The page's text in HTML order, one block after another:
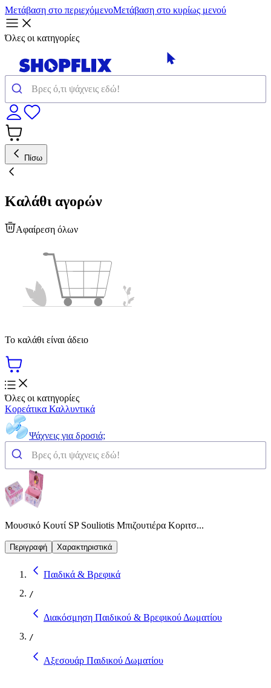
Μετάβαση στο περιεχόμενοΜετάβαση στο κυρίως μενού
Όλες οι κατηγορίες
Πίσω
Καλάθι αγορών
Αφαίρεση όλων
Το καλάθι είναι άδειο
Όλες οι κατηγορίες
Κορεάτικα Καλλυντικά
Ψάχνεις για δροσιά;
Μουσικό Κουτί SP Souliotis Μπιζουτιέρα Κοριτσ...
Περιγραφή Χαρακτηριστικά
Παιδικά & Βρεφικά
/
Διακόσμηση Παιδικού & Βρεφικού Δωματίου
/
Αξεσουάρ Παιδικού Δωματίου